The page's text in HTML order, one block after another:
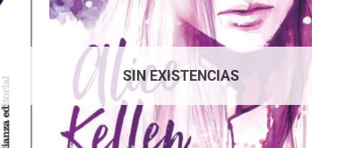
SIN EXISTENCIAS